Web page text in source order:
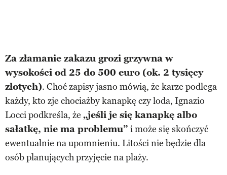
Za złamanie zakazu grozi grzywna w
wysokości od 25 do 500 euro (ok. 2 tysięcy
złotych). Choć zapisy jasno mówią, że karze podlega
każdy, kto zje chociażby kanapkę czy loda, Ignazio
Locci podkreśla, że „jeśli je się kanapkę albo
sałatkę, nie ma problemu” i może się skończyć
ewentualnie na upomnieniu. Litości nie będzie dla
osób planujących przyjęcie na plaży.